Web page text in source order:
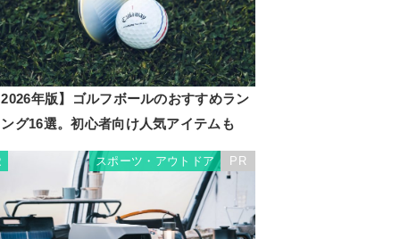
年版】ゴルフボールのおすすめラン
グ16選。初心者向け人気アイテムも
スポーツ・アウトドア PR